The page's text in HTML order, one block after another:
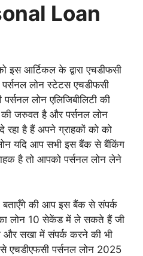
Loan
आर्टिकल के द्वारा एचडीफसी
पर्सनल लोन स्टेटस एचडीफसी
लोन एलिजिबीलिटी की
की जरुवत है और पर्सनल लोन
रहा है हैं अपने ग्राहकों को को
यदि आप सभी इस बैंक से बैंकिंग
है तो आपको पर्सनल लोन लेने
की आप इस बैंक से संपर्क
लोन 10 सेकेंड में ले सकते हैं जी
सखा में संपर्क करने की भी
एचडीएफसी पर्सनल लोन 2025